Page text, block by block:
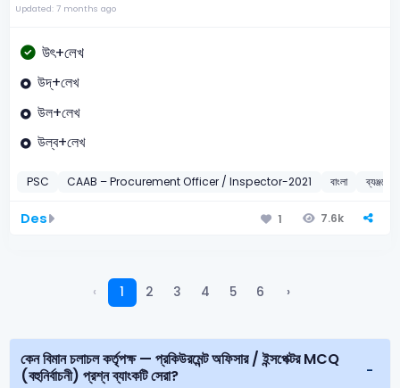
Updated: 7 months ago
উৎ+লেখ
উদ্‌+লেখ
উল+লেখ
উল্ব+লেখ
PSC CAAB – Procurement Officer / Inspector-2021 বাংলা ব্যঞ্জনে-
Des 1 7.6k
‹ 1 2 3 4 5 6 ›
কেন বিমান চলাচল কর্তৃপক্ষ — প্রকিউরমেন্ট অফিসার / ইন্সপেক্টর MCQ
(বহুনির্বাচনী) প্রশ্ন ব্যাংকটি সেরা?